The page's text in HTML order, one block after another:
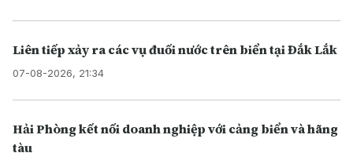
Liên tiếp xảy ra các vụ đuối nước trên biển tại Đắk Lắk
07-08-2026, 21:34
Hải Phòng kết nối doanh nghiệp với cảng biển và hãng
tàu